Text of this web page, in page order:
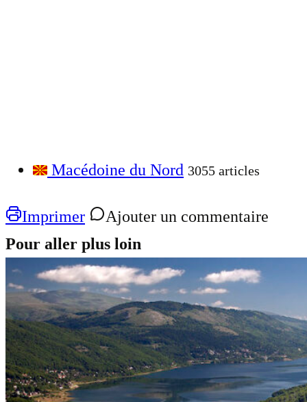
Macédoine du Nord 3055 articles
Imprimer
Ajouter un commentaire
Pour aller plus loin